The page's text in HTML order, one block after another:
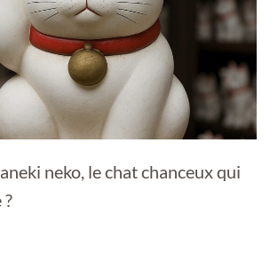
neko, le chat chanceux qui